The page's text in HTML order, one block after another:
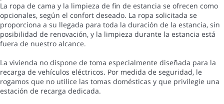
La ropa de cama y la limpieza de fin de estancia se ofrecen como
opcionales, según el confort deseado. La ropa solicitada se
proporciona a su llegada para toda la duración de la estancia, sin
posibilidad de renovación, y la limpieza durante la estancia está
fuera de nuestro alcance.
La vivienda no dispone de toma especialmente diseñada para la
recarga de vehículos eléctricos. Por medida de seguridad, le
rogamos que no utilice las tomas domésticas y que privilegie una
estación de recarga dedicada.